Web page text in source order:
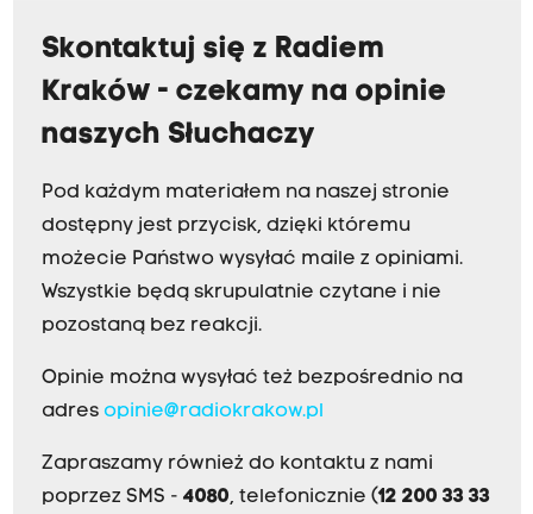
Skontaktuj się z Radiem
Kraków - czekamy na opinie
naszych Słuchaczy
Pod każdym materiałem na naszej stronie
dostępny jest przycisk, dzięki któremu
możecie Państwo wysyłać maile z opiniami.
Wszystkie będą skrupulatnie czytane i nie
pozostaną bez reakcji.
Opinie można wysyłać też bezpośrednio na
adres opinie@radiokrakow.pl
Zapraszamy również do kontaktu z nami
poprzez SMS - 4080, telefonicznie (12 200 33 33